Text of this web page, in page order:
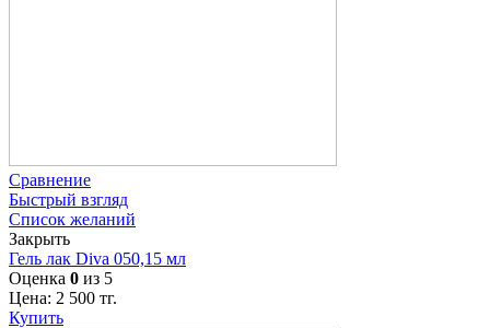
Сравнение
Быстрый взгляд
Список желаний
Закрыть
Гель лак Diva 050,15 мл
Оценка 0 из 5
Цена: 2 500 тг.
Купить